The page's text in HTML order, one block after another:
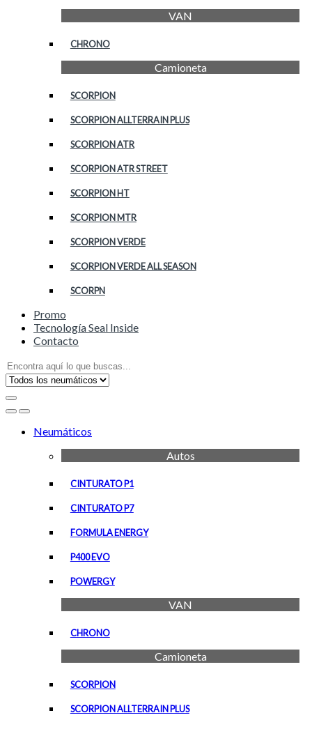
VAN
CHRONO
Camioneta
SCORPION
SCORPION ALLTERRAIN PLUS
SCORPION ATR
SCORPION ATR STREET
SCORPION HT
SCORPION MTR
SCORPION VERDE
SCORPION VERDE ALL SEASON
SCORPN
Promo
Tecnología Seal Inside
Contacto
Search
for:
OpenClose
Neumáticos
Autos
CINTURATO P1
CINTURATO P7
FORMULA ENERGY
P400 EVO
POWERGY
VAN
CHRONO
Camioneta
SCORPION
SCORPION ALLTERRAIN PLUS